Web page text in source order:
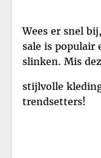
Wees er snel
sale is populair
slinken. Mis
stijlvolle
trendsetters!